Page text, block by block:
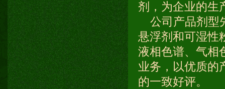
剂，为企业的生
公司产品剂型
悬浮剂和可湿性
液相色谱、气相
业务，以优质的
的一致好评。